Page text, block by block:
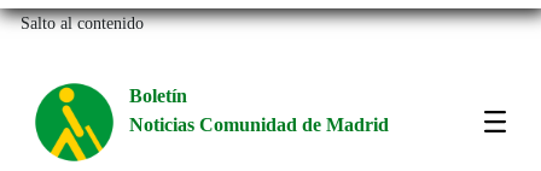
Salto al contenido
Boletín
Noticias Comunidad de Madrid